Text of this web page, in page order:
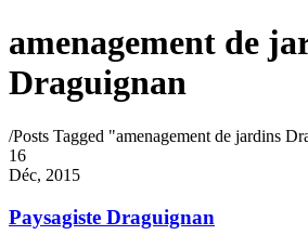
amenagement de
Draguignan
/Posts Tagged "amenagement de jardins
16
Déc, 2015
Paysagiste Draguignan